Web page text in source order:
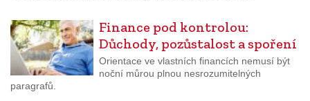
Finance pod kontrolou:
Důchody, pozůstalost a spoření
Orientace ve vlastních financích nemusí být
noční můrou plnou nesrozumitelných
paragrafů.